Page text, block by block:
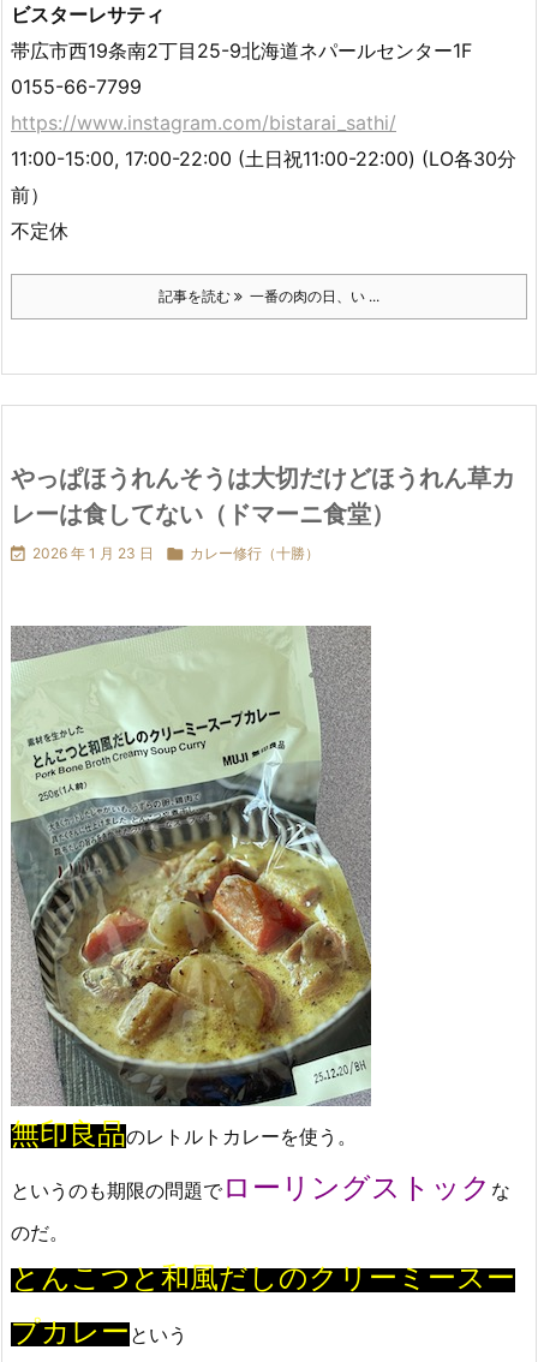
ビスターレサティ
帯広市西19条南2丁目25-9北海道ネパールセンター1F
0155-66-7799
https://www.instagram.com/bistarai_sathi/
11:00-15:00, 17:00-22:00 (土日祝11:00-22:00) (LO各30分
前）
不定休
記事を読む 一番の肉の日、い ...
やっぱほうれんそうは大切だけどほうれん草カ
レーは食してない（ドマーニ食堂）
 2026 年 1 月 23 日  カレー修行（十勝）
無印良品のレトルトカレーを使う。
というのも期限の問題でローリングストック な
のだ。
とんこつと和風だしのクリーミースー
プカレーという